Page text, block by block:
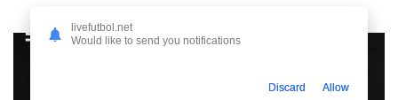
livefutbol.net
Would like to send you notifications
Discard Allow